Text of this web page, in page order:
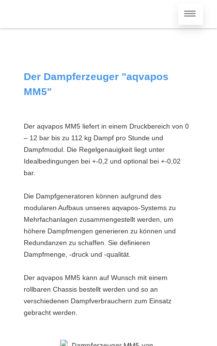
Der Dampferzeuger "aqvapos
MM5"
Der aqvapos MM5 liefert in einem Druckbereich von 0
– 12 bar bis zu 112 kg Dampf pro Stunde und
Dampfmodul. Die Regelgenauigkeit liegt unter
Idealbedingungen bei +-0,2 und optional bei +-0,02
bar.
Die Dampfgeneratoren können aufgrund des
modularen Aufbaus unseres aqvapos-Systems zu
Mehrfachanlagen zusammengestellt werden, um
höhere Dampfmengen generieren zu können und
Redundanzen zu schaffen. Sie definieren
Dampfmenge, -druck und -qualität.
Der aqvapos MM5 kann auf Wunsch mit einem
rollbaren Chassis bestellt werden und so an
verschiedenen Dampfverbrauchern zum Einsatz
gebracht werden.